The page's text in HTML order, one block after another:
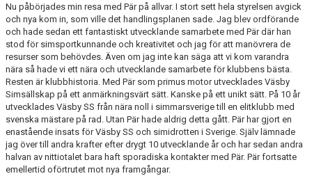
Nu påbörjades min resa med Pär på allvar. I stort sett hela styrelsen avgick
och nya kom in, som ville det handlingsplanen sade. Jag blev ordförande
och hade sedan ett fantastiskt utvecklande samarbete med Pär där han
stod för simsportkunnande och kreativitet och jag för att manövrera de
resurser som behövdes. Även om jag inte kan säga att vi kom varandra
nära så hade vi ett nära och utvecklande samarbete för klubbens bästa.
Resten är klubbhistoria. Med Pär som primus motor utvecklades Väsby
Simsällskap på ett anmärkningsvärt sätt. Kanske på ett unikt sätt. På 10 år
utvecklades Väsby SS från nära noll i simmarsverige till en elitklubb med
svenska mästare på rad. Utan Pär hade aldrig detta gått. Pär har gjort en
enastående insats för Väsby SS och simidrotten i Sverige. Själv lämnade
jag över till andra krafter efter drygt 10 utvecklande år och har sedan andra
halvan av nittiotalet bara haft sporadiska kontakter med Pär. Pär fortsatte
emellertid oförtrutet mot nya framgångar.